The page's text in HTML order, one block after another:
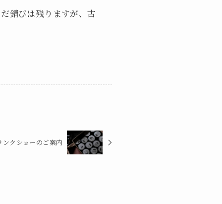
錆びは残りますが、古
ンクショーのご案内